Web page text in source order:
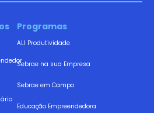
Programas
ALI Produtividade
Sebrae na sua Empresa
Sebrae em Campo
Educação Empreendedora